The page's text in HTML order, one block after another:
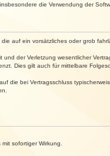
die Verwendung der
auf ein vorsätzliches oder grob
der Verletzung wesentlicher
Dies gilt auch für mittelbare
die bei Vertragsschluss
sofortiger Wirkung.